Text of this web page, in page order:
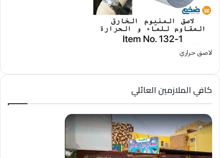
لاصق حراري
كافي الملازمين العائلي